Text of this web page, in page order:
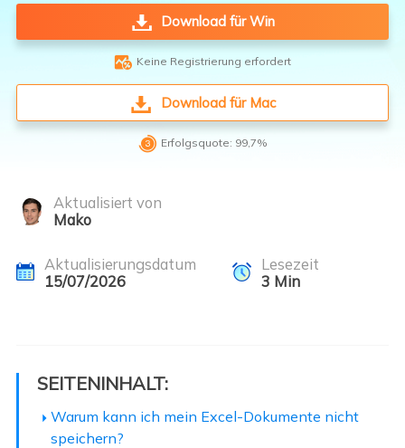
Download für Win
 Keine Registrierung erfordert
Download für Mac
 Erfolgsquote: 99,7%
Aktualisiert von
Mako
Aktualisierungsdatum
15/07/2026
Lesezeit
3 Min
SEITENINHALT:
Warum kann ich mein Excel-Dokumente nicht
speichern?